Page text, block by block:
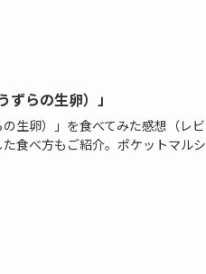
らの生卵）」
生卵）」を食べてみた感想（レビ
食べ方もご紹介。ポケットマルシ